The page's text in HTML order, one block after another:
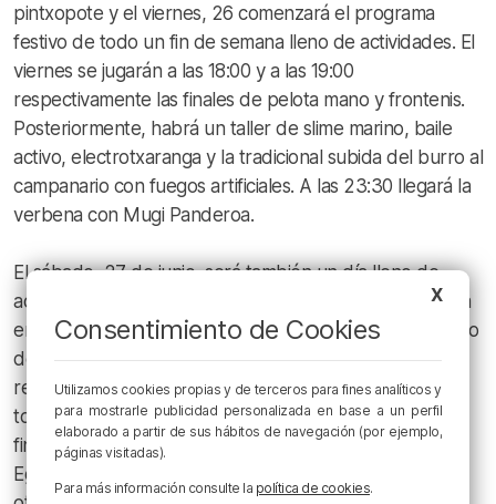
pintxopote y el viernes, 26 comenzará el programa
festivo de todo un fin de semana lleno de actividades. El
viernes se jugarán a las 18:00 y a las 19:00
respectivamente las finales de pelota mano y frontenis.
Posteriormente, habrá un taller de slime marino, baile
activo, electrotxaranga y la tradicional subida del burro al
campanario con fuegos artificiales. A las 23:30 llegará la
verbena con Mugi Panderoa.
El sábado, 27 de junio, será también un día lleno de
actividades marcado por el inicio de la liga gastronómica
entre barrios. En el caso de San Pedro, será el concurso
de paella el que marque el comienzo de esta liga que
recorre la mayoría de los barrios de Galdames con un
total de ocho concursos durante todo el verano
finalizando con el concurso de alubias en el Gaztainaga
Eguna. Además de la paella, durante el sábado habrá
X
Consentimiento de Cookies
Utilizamos cookies propias y de terceros para fines analíticos y
para mostrarle publicidad personalizada en base a un perfil
elaborado a partir de sus hábitos de navegación (por ejemplo,
páginas visitadas).
Para más información consulte la política de cookies.